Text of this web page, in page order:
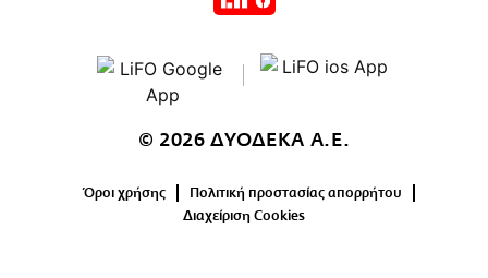
© 2026 ΔΥΟΔΕΚΑ Α.Ε.
Όροι χρήσης
Πολιτική προστασίας απορρήτου
Διαχείριση Cookies